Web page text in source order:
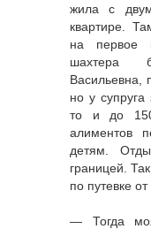
жила с
квартире.
на первое
шахтера
Васильевна,
но у
то и до
алиментов
детям.
границей.
по путевке
— Тогда